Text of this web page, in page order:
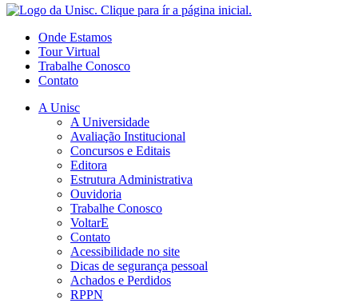
Onde Estamos
Tour Virtual
Trabalhe Conosco
Contato
A Unisc
A Universidade
Avaliação Institucional
Concursos e Editais
Editora
Estrutura Administrativa
Ouvidoria
Trabalhe Conosco
VoltarE
Contato
Acessibilidade no site
Dicas de segurança pessoal
Achados e Perdidos
RPPN